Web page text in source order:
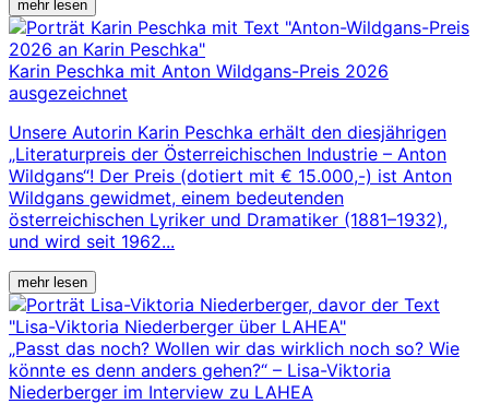
mehr lesen
Karin Peschka mit Anton Wildgans-Preis 2026
ausgezeichnet
Unsere Autorin Karin Peschka erhält den diesjährigen
„Literaturpreis der Österreichischen Industrie – Anton
Wildgans“! Der Preis (dotiert mit € 15.000,-) ist Anton
Wildgans gewidmet, einem bedeutenden
österreichischen Lyriker und Dramatiker (1881–1932),
und wird seit 1962...
mehr lesen
„Passt das noch? Wollen wir das wirklich noch so? Wie
könnte es denn anders gehen?“ – Lisa-Viktoria
Niederberger im Interview zu LAHEA